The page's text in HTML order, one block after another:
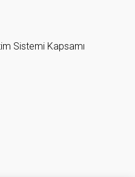
Sistemi Kapsamı